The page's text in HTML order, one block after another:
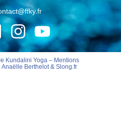
Kundalini Yoga – Mentions
Anaëlle Berthelot& Slong.fr